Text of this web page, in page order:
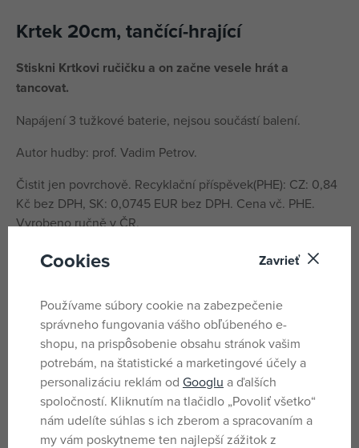
Krtek 20cm, tančící-hrající
Stiskni Krtkovi ručičku a on začne vesele hrát a
tancovat.
Napájení 3 tužkové baterie, nejsou součástí balení.
Autor hudby: prof. Vadim Petrov.
Čistit jen povrchově. Recyklační příspěvek(PHE): CZ: 0,84
Kč bez DPH, SK: 0,0745 EUR bez DPH. Cena vč. PHE.
Vyrobeno ručně v ČR.
VAROVÁNÍ: Nevhodné pro děti do 3 let, obsahuje malé
Parametre
Pohlavie Pro holky i kluky
Farba Čierna
Cookies Zavrieť
Používame súbory cookie na zabezpečenie
správneho fungovania vášho obľúbeného e-
shopu, na prispôsobenie obsahu stránok vašim
potrebám, na štatistické a marketingové účely a
personalizáciu reklám od Googlu a ďalších
spoločností. Kliknutím na tlačidlo „Povoliť všetko“
nám udelíte súhlas s ich zberom a spracovaním a
my vám poskytneme ten najlepší zážitok z